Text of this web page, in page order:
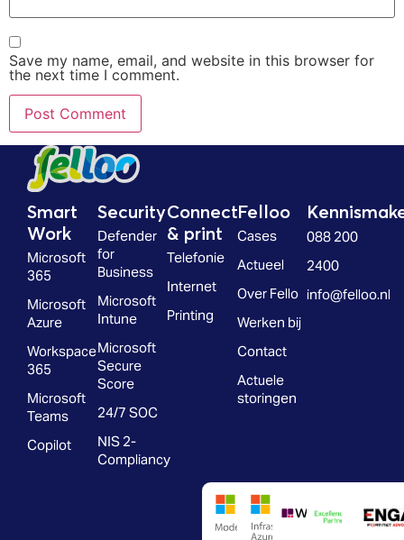
Save my name, email, and website in this browser for
the next time I comment.
Smart
Work
Microsoft
365
Microsoft
Azure
Workspace
365
Microsoft
Teams
Copilot
Security
Defender
for
Business
Microsoft
Intune
Microsoft
Secure
Score
24/7 SOC
NIS 2-
Compliancy
Connect
& print
Telefonie
Internet
Printing
Felloo
Cases
Actueel
Over Fello
Werken bij
Contact
Actuele
storingen
088 200
2400
info@felloo.nl